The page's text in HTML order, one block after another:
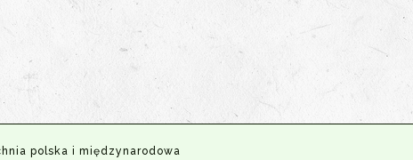
polska i międzynarodowa